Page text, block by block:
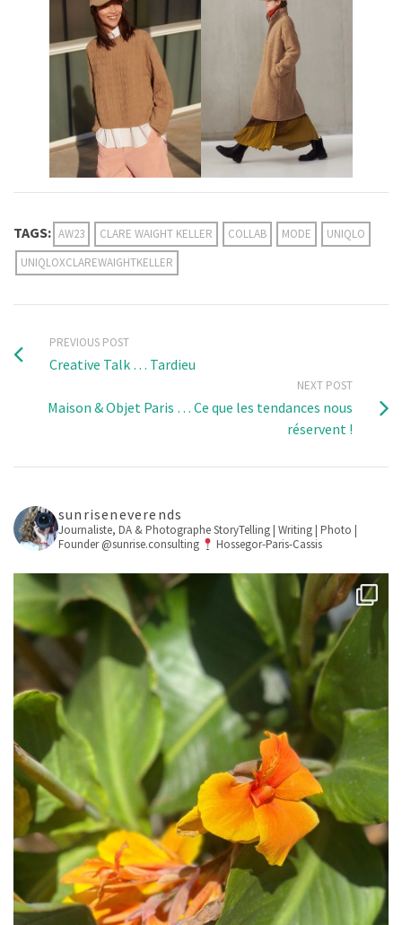
TAGS: AW23 CLARE WAIGHT KELLER COLLAB MODE
UNIQLO
UNIQLOXCLAREWAIGHTKELLER
PREVIOUS POST
Creative Talk … Tardieu
NEXT POST
Maison & Objet Paris … Ce que les tendances nous
réservent !
sunriseneverends
Journaliste, DA & PhotographeStoryTelling | Writing | Photo |
Founder @sunrise.consulting
Hossegor-Paris-Cassis